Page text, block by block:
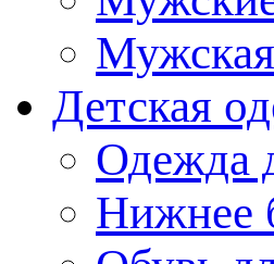
Детская
Одежда
Нижнее